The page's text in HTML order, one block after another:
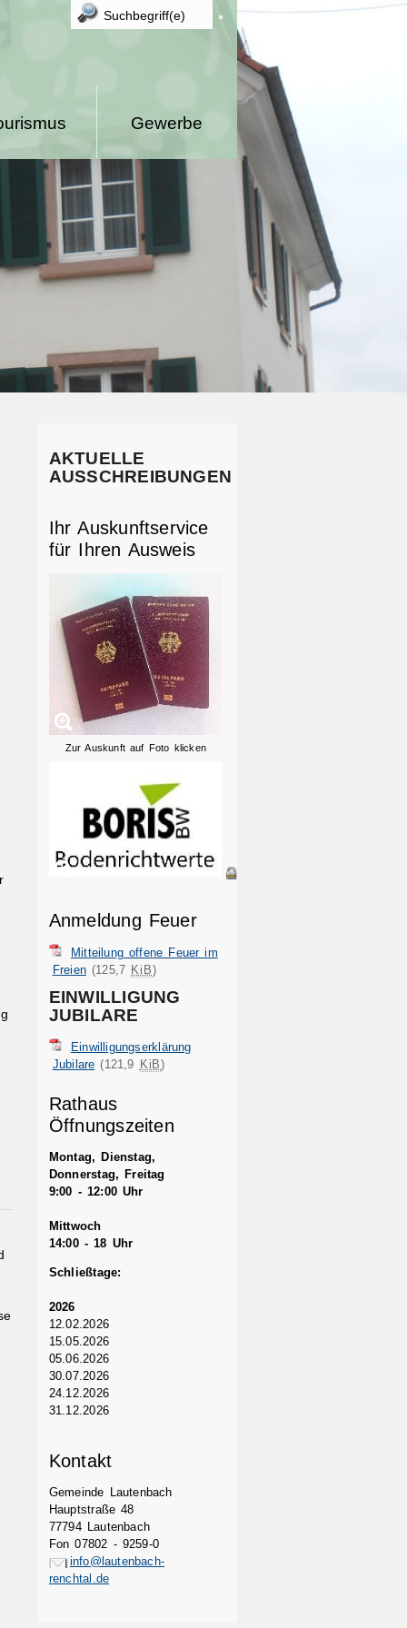
Gewerbe
AKTUELLE
AUSSCHREIBUNGEN
Ihr Auskunftservice
für Ihren Ausweis
Zur Auskunft auf Foto klicken
Anmeldung Feuer
Mitteilung offene Feuer im
Freien (125,7 KiB)
EINWILLIGUNG
JUBILARE
Einwilligungserklärung
Jubilare (121,9 KiB)
Rathaus
Öffnungszeiten
Montag, Dienstag,
Donnerstag, Freitag
9:00 - 12:00 Uhr
Mittwoch
14:00 - 18 Uhr
Schließtage:
2026
12.02.2026
15.05.2026
05.06.2026
30.07.2026
24.12.2026
31.12.2026
Kontakt
Gemeinde Lautenbach
Hauptstraße 48
77794 Lautenbach
Fon 07802 - 9259-0
info@lautenbach-
renchtal.de